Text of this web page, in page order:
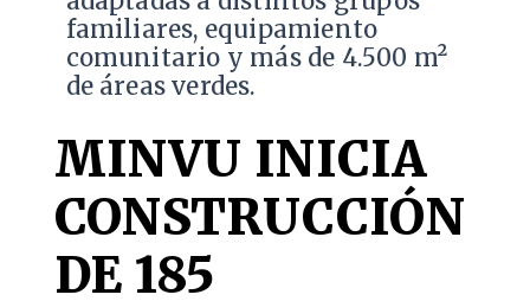
familiares, equipamiento
comunitario y más de 4.500 m²
de áreas verdes.
MINVU INICIA
CONSTRUCCIÓN
DE 185